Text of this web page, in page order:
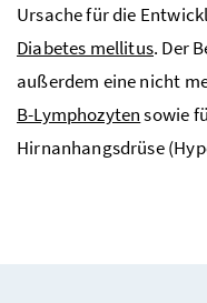
Ursache für die
Diabetes mellitus. Der
außerdem eine nicht
B-Lymphozytensowie
Hirnanhangsdrüse